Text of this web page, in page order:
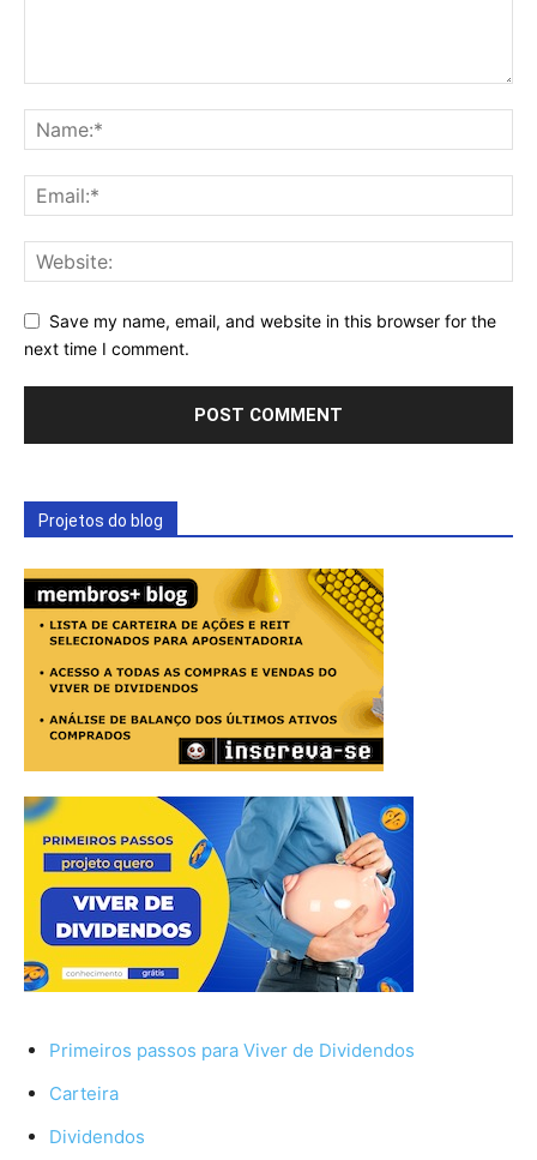
Save my name, email, and website in this browser for the
next time I comment.
Projetos do blog
Primeiros passos para Viver de Dividendos
Carteira
Dividendos